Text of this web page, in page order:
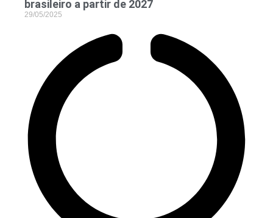
brasileiro a partir de 2027
29/05/2025